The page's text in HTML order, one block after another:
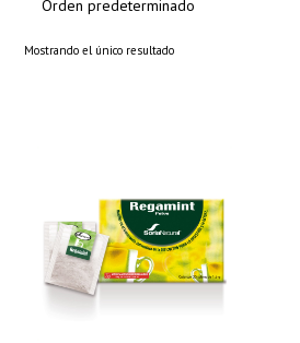
Mostrando el único resultado